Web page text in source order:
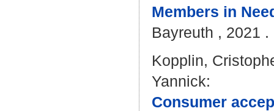
Members in
Bayreuth , 2021 .
Kopplin,
Yannick:
Consumer